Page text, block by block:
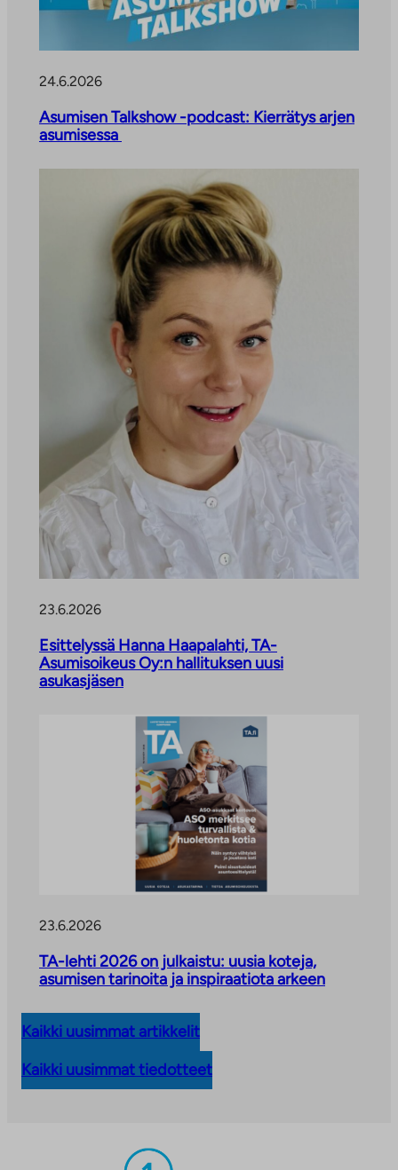
24.6.2026
Asumisen Talkshow -podcast: Kierrätys arjen
asumisessa
23.6.2026
Esittelyssä Hanna Haapalahti, TA-
Asumisoikeus Oy:n hallituksen uusi
asukasjäsen
23.6.2026
TA-lehti 2026 on julkaistu: uusia koteja,
asumisen tarinoita ja inspiraatiota arkeen
Kaikki uusimmat artikkelit
Kaikki uusimmat tiedotteet